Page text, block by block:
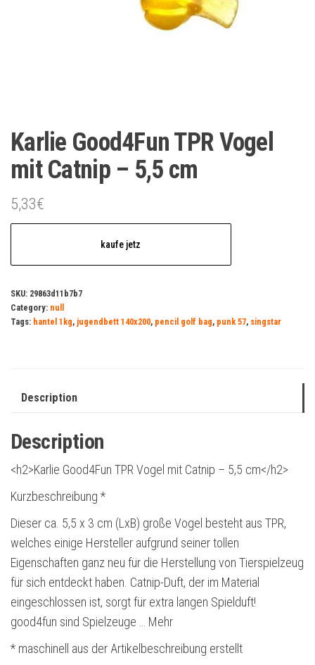
Karlie Good4Fun TPR Vogel
mit Catnip – 5,5 cm
5,33€
kaufe jetz
SKU: 29863d11b7b7
Category: null
Tags: hantel 1kg, jugendbett 140x200, pencil golf bag, punk 57, singstar
Description
Description
<h2>Karlie Good4Fun TPR Vogel mit Catnip – 5,5 cm</h2>
Kurzbeschreibung *
Dieser ca. 5,5 x 3 cm (LxB) große Vogel besteht aus TPR,
welches einige Hersteller aufgrund seiner tollen
Eigenschaften ganz neu für die Herstellung von Tierspielzeug
für sich entdeckt haben. Catnip-Duft, der im Material
eingeschlossen ist, sorgt für extra langen Spielduft!
good4fun sind Spielzeuge … Mehr
* maschinell aus der Artikelbeschreibung erstellt